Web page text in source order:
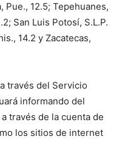
Pue., 12.5; Tepehuanes,
San Luis Potosí, S.L.P.
14.2 y Zacatecas,
través del Servicio
informando del
través de la cuenta de
los sitios de internet